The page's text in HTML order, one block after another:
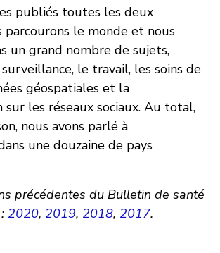
publiés toutes les deux
parcourons le monde et nous
un grand nombre de sujets,
le travail, les soins de
géospatiales et la
sur les réseaux sociaux. Au total,
nous avons parlé à
une douzaine de pays
précédentes du Bulletin de santé
2020, 2019, 2018, 2017.